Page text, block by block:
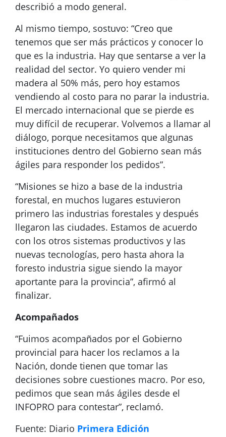
describió a modo general.
Al mismo tiempo, sostuvo: “Creo que
tenemos que ser más prácticos y conocer lo
que es la industria. Hay que sentarse a ver la
realidad del sector. Yo quiero vender mi
madera al 50% más, pero hoy estamos
vendiendo al costo para no parar la industria.
El mercado internacional que se pierde es
muy difícil de recuperar. Volvemos a llamar al
diálogo, porque necesitamos que algunas
instituciones dentro del Gobierno sean más
ágiles para responder los pedidos”.
“Misiones se hizo a base de la industria
forestal, en muchos lugares estuvieron
primero las industrias forestales y después
llegaron las ciudades. Estamos de acuerdo
con los otros sistemas productivos y las
nuevas tecnologías, pero hasta ahora la
foresto industria sigue siendo la mayor
aportante para la provincia”, afirmó al
finalizar.
Acompañados
“Fuimos acompañados por el Gobierno
provincial para hacer los reclamos a la
Nación, donde tienen que tomar las
decisiones sobre cuestiones macro. Por eso,
pedimos que sean más ágiles desde el
INFOPRO para contestar”, reclamó.
Fuente: Diario Primera Edición